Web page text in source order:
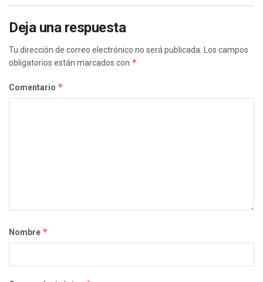
Deja una respuesta
Tu dirección de correo electrónico no será publicada.
Los campos
obligatorios están marcados con *
Comentario *
Nombre *